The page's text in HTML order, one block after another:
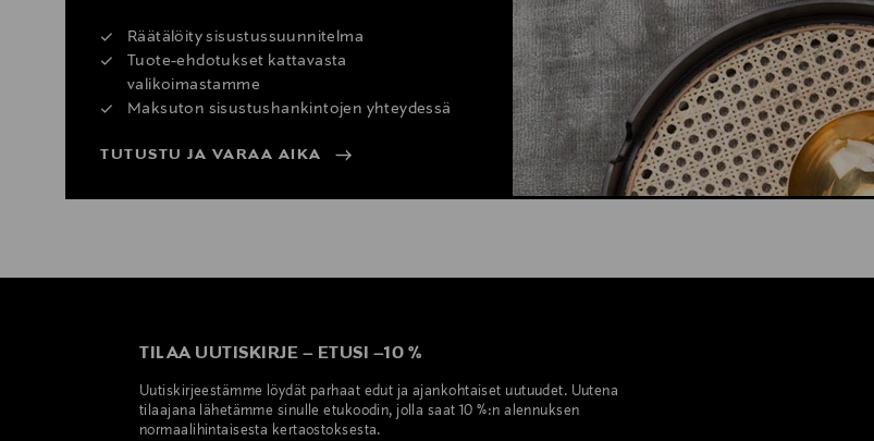
Räätälöity sisustussuunnitelma
Tuote-ehdotukset kattavasta
valikoimastamme
Maksuton sisustushankintojen yhteydessä
TUTUSTU JA VARAA AIKA
TILAA UUTISKIRJE – ETUSI –10 %
Uutiskirjeestämme löydät parhaat edut ja ajankohtaiset uutuudet. Uutena
tilaajana lähetämme sinulle etukoodin, jolla saat 10 %:n alennuksen
normaalihintaisesta kertaostoksesta.